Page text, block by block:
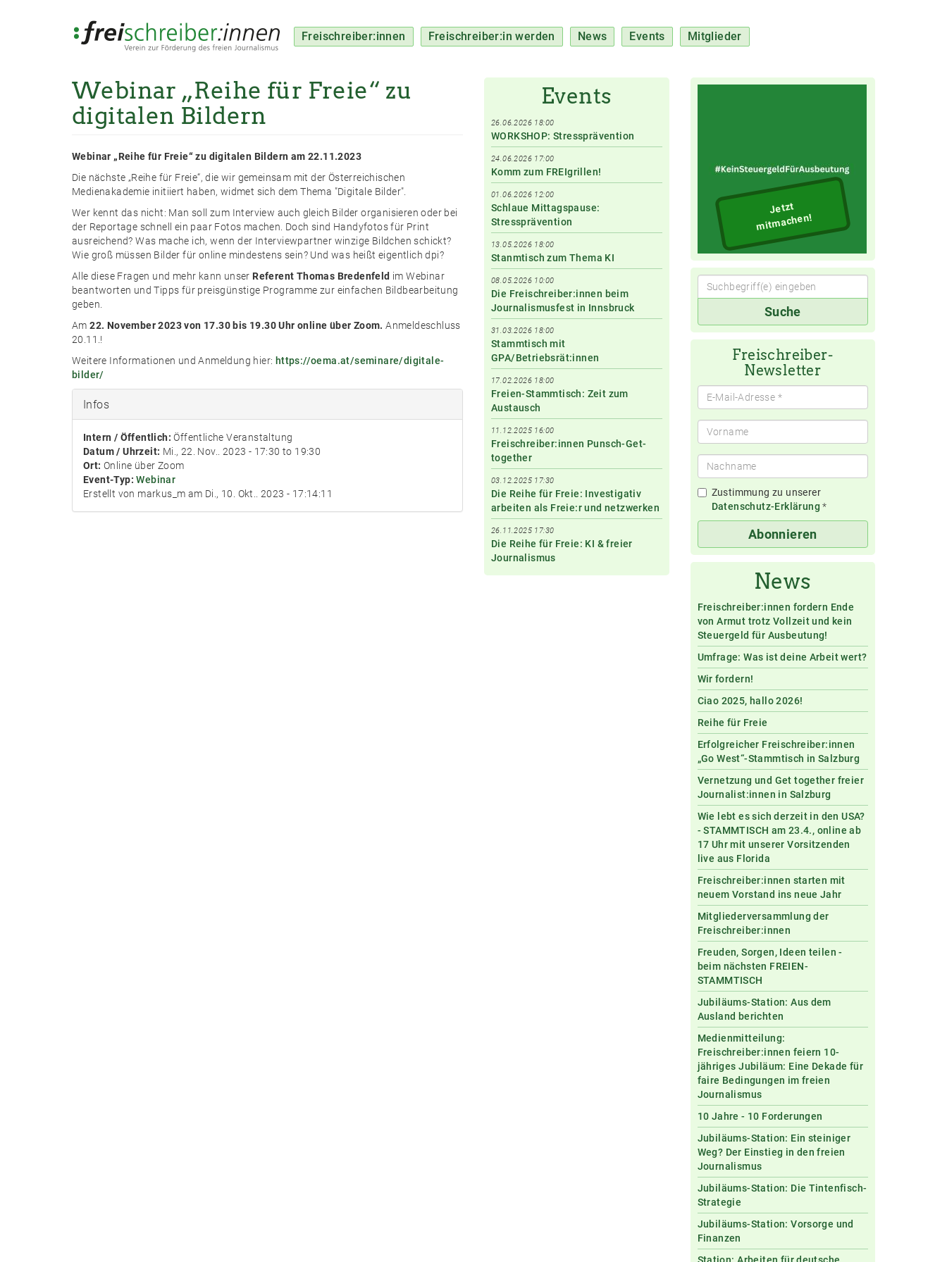
Freischreiber:innen Freischreiber:in werden News Events Mitglieder
Webinar „Reihe für Freie“ zu
digitalen Bildern
Webinar „Reihe für Freie“ zu digitalen Bildern am 22.11.2023
Die nächste „Reihe für Freie“, die wir gemeinsam mit der Österreichischen
Medienakademie initiiert haben, widmet sich dem Thema "Digitale Bilder".
Wer kennt das nicht: Man soll zum Interview auch gleich Bilder organisieren oder bei
der Reportage schnell ein paar Fotos machen. Doch sind Handyfotos für Print
ausreichend? Was mache ich, wenn der Interviewpartner winzige Bildchen schickt?
Wie groß müssen Bilder für online mindestens sein? Und was heißt eigentlich dpi?
Alle diese Fragen und mehr kann unser Referent Thomas Bredenfeld im Webinar
beantworten und Tipps für preisgünstige Programme zur einfachen Bildbearbeitung
geben.
Am22. November 2023 von 17.30 bis 19.30 Uhr online über Zoom.Anmeldeschluss
20.11.!
Weitere Informationen und Anmeldung hier: https://oema.at/seminare/digitale-
bilder/
Infos
Intern / Öffentlich:Öffentliche Veranstaltung
Datum / Uhrzeit: Mi., 22. Nov.. 2023 - 17:30 to 19:30
Ort: Online über Zoom
Event-Typ:Webinar
Erstellt von markus_m am Di., 10. Okt.. 2023 - 17:14:11
Events
26.06.2026 18:00
WORKSHOP: Stressprävention
24.06.2026 17:00
Komm zum FREIgrillen!
01.06.2026 12:00
Schlaue Mittagspause:
Stressprävention
13.05.2026 18:00
Stanmtisch zum Thema KI
08.05.2026 10:00
Die Freischreiber:innen beim
Journalismusfest in Innsbruck
31.03.2026 18:00
Stammtisch mit
GPA/Betriebsrät:innen
17.02.2026 18:00
Freien-Stammtisch: Zeit zum
Austausch
11.12.2025 16:00
Freischreiber:innen Punsch-Get-
together
03.12.2025 17:30
Die Reihe für Freie: Investigativ
arbeiten als Freie:r und netzwerken
26.11.2025 17:30
Die Reihe für Freie: KI & freier
Journalismus
Jetzt
mitmachen!
Suchbegriff(e)Suche
Freischreiber-
Newsletter
Zustimmung zu unserer
Datenschutz-Erklärung *
Abonnieren
News
Freischreiber:innen fordern Ende
von Armut trotz Vollzeit und kein
Steuergeld für Ausbeutung!
Umfrage: Was ist deine Arbeit wert?
Wir fordern!
Ciao 2025, hallo 2026!
Reihe für Freie
Erfolgreicher Freischreiber:innen
„Go West“-Stammtisch in Salzburg
Vernetzung und Get together freier
Journalist:innen in Salzburg
Wie lebt es sich derzeit in den USA?
- STAMMTISCH am 23.4., online ab
17 Uhr mit unserer Vorsitzenden
live aus Florida
Freischreiber:innen starten mit
neuem Vorstand ins neue Jahr
Mitgliederversammlung der
Freischreiber:innen
Freuden, Sorgen, Ideen teilen -
beim nächsten FREIEN-
STAMMTISCH
Jubiläums-Station: Aus dem
Ausland berichten
Medienmitteilung:
Freischreiber:innen feiern 10-
jähriges Jubiläum: Eine Dekade für
faire Bedingungen im freien
Journalismus
10 Jahre - 10 Forderungen
Jubiläums-Station: Ein steiniger
Weg? Der Einstieg in den freien
Journalismus
Jubiläums-Station: Die Tintenfisch-
Strategie
Jubiläums-Station: Vorsorge und
Finanzen